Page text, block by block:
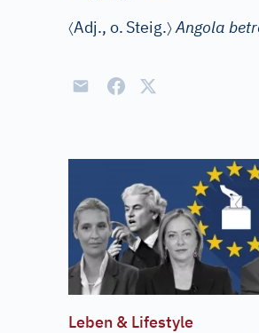
〈Adj., o. Steig.〉Angola
Leben & Lifestyle